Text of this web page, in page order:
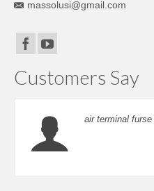
massolusi@gmail.com
Customers Say
air terminal